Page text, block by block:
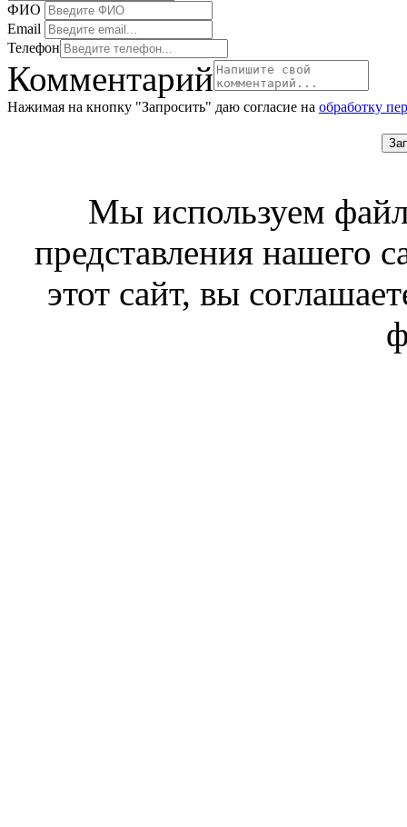
ФИО
Email
Телефон
Комментарий
Нажимая на кнопку "Запросить" даю согласие на обработку
Мы используем
представления нашего
этот сайт, вы